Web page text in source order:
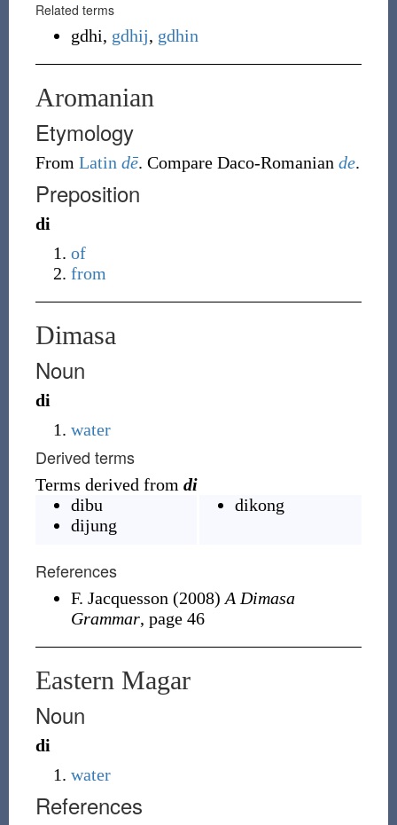
Related terms
gdhi, gdhij, gdhin
Aromanian
Etymology
From Latin dē. Compare Daco-Romanian de.
Preposition
di
of
from
Dimasa
Noun
di
water
Derived terms
Terms derived from di
dibu
dijung
dikong
References
F. Jacquesson (2008) A Dimasa
Grammar, page 46
Eastern Magar
Noun
di
water
References